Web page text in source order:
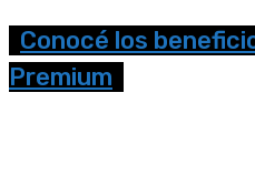
Conocé los
Premium